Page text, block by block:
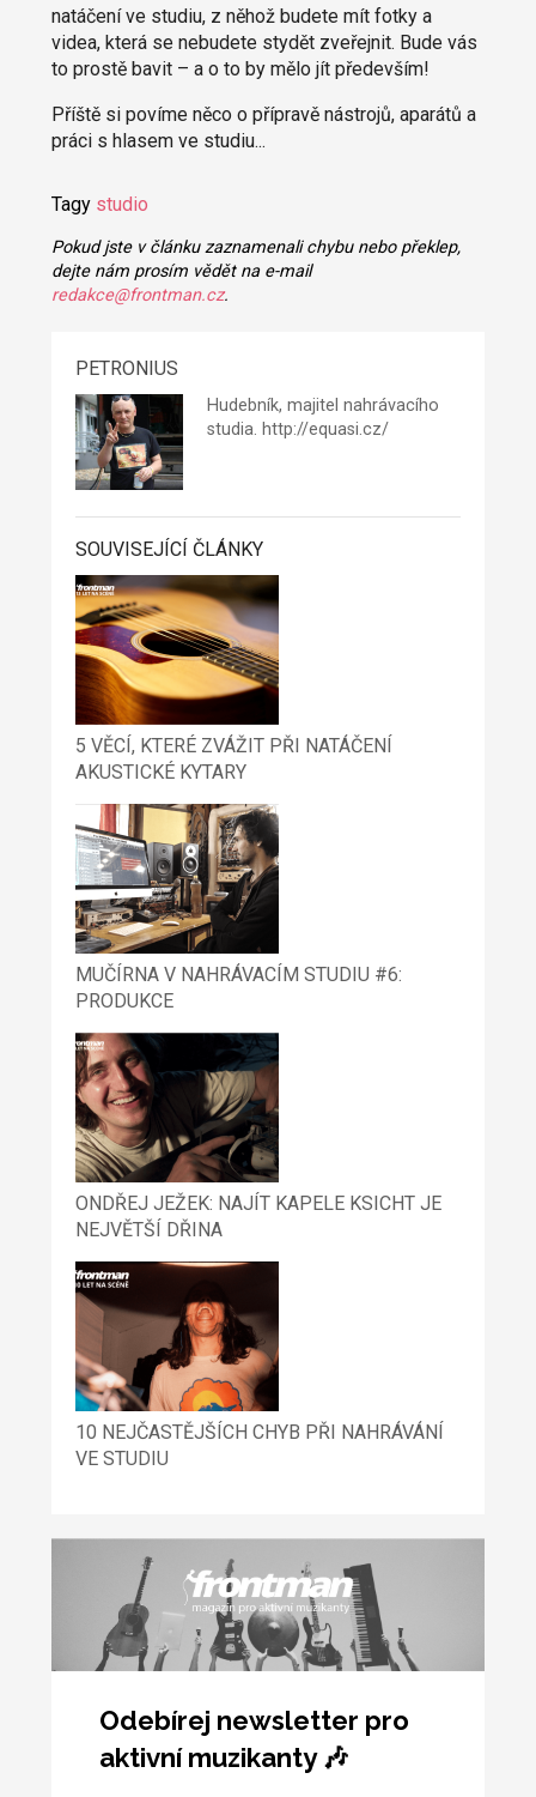
natáčení ve studiu, z něhož budete mít fotky a
videa, která se nebudete stydět zveřejnit. Bude vás
to prostě bavit – a o to by mělo jít především!
Příště si povíme něco o přípravě nástrojů, aparátů a
práci s hlasem ve studiu...
Tagy studio
Pokud jste v článku zaznamenali chybu nebo překlep,
dejte nám prosím vědět na e-mail
redakce@frontman.cz.
PETRONIUS
Hudebník, majitel nahrávacího
studia. http://equasi.cz/
SOUVISEJÍCÍ ČLÁNKY
5 VĚCÍ, KTERÉ ZVÁŽIT PŘI NATÁČENÍ
AKUSTICKÉ KYTARY
MUČÍRNA V NAHRÁVACÍM STUDIU #6:
PRODUKCE
ONDŘEJ JEŽEK: NAJÍT KAPELE KSICHT JE
NEJVĚTŠÍ DŘINA
10 NEJČASTĚJŠÍCH CHYB PŘI NAHRÁVÁNÍ
VE STUDIU
Odebírej newsletter pro
aktivní muzikanty 🎶